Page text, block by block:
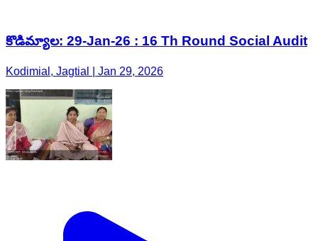
కొడిమ్యాల: 29-Jan-26 : 16 Th Round Social Audit
Kodimial, Jagtial | Jan 29, 2026